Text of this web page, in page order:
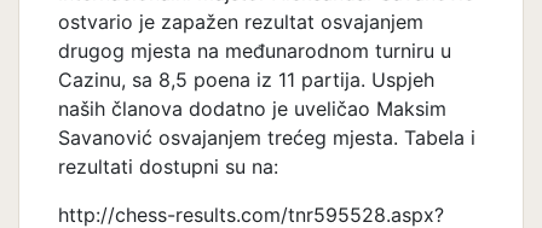
ostvario je zapažen rezultat osvajanjem
drugog mjesta na međunarodnom turniru u
Cazinu, sa 8,5 poena iz 11 partija. Uspjeh
naših članova dodatno je uveličao Maksim
Savanović osvajanjem trećeg mjesta. Tabela i
rezultati dostupni su na:
http://chess-results.com/tnr595528.aspx?